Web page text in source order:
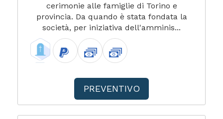
cerimonie alle famiglie di Torino e
provincia. Da quando è stata fondata la
società, per iniziativa dell'amminis...
PREVENTIVO